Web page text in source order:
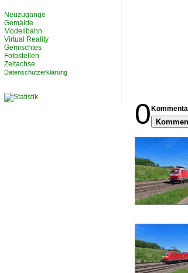
0
Neuzugänge
Gemälde
Modellbahn
Virtual Reality
Gemischtes
Fotostellen
Zeitachse
Datenschutzerklärung